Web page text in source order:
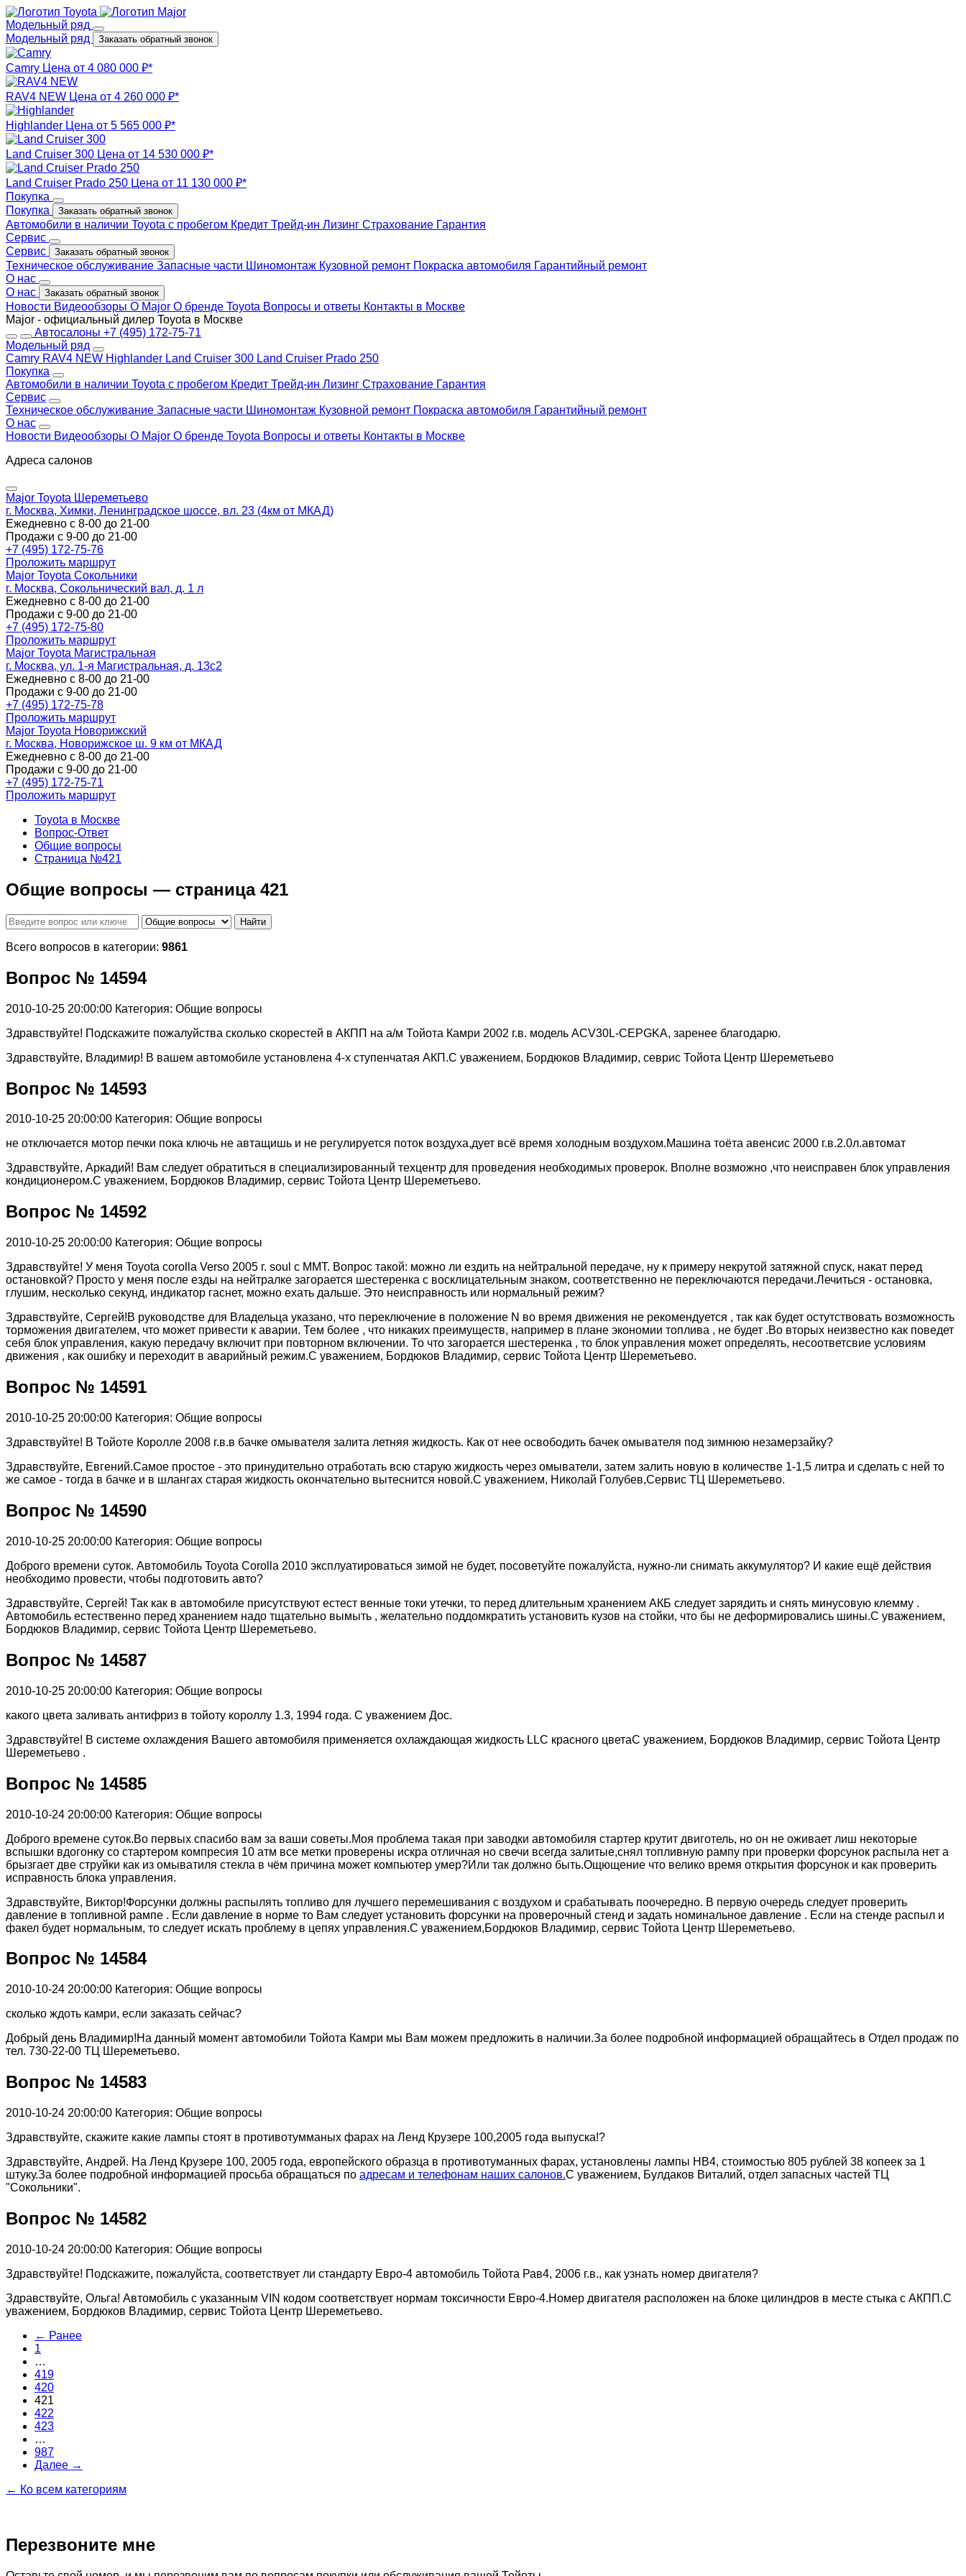
Модельный ряд
Модельный ряд
Заказать обратный звонок
Camry Цена от 4 080 000 ₽*
RAV4 NEW Цена от 4 260 000 ₽*
Highlander Цена от 5 565 000 ₽*
Land Cruiser 300 Цена от 14 530 000 ₽*
Land Cruiser Prado 250 Цена от 11 130 000 ₽*
Покупка
Покупка
Заказать обратный звонок
Автомобили в наличии Toyota с пробегом Кредит Трейд-ин Лизинг Страхование Гарантия
Сервис
Сервис
Заказать обратный звонок
Техническое обслуживание Запасные части Шиномонтаж Кузовной ремонт Покраска автомобиля Гарантийный ремонт
О нас
О нас
Заказать обратный звонок
Новости Видеообзоры О Major О бренде Toyota Вопросы и ответы Контакты в Москве
Major - официальный дилер Toyota в Москве
Автосалоны +7 (495) 172-75-71
Модельный ряд
Camry RAV4 NEW Highlander Land Cruiser 300 Land Cruiser Prado 250
Покупка
Автомобили в наличии Toyota с пробегом Кредит Трейд-ин Лизинг Страхование Гарантия
Сервис
Техническое обслуживание Запасные части Шиномонтаж Кузовной ремонт Покраска автомобиля Гарантийный ремонт
О нас
Новости Видеообзоры О Major О бренде Toyota Вопросы и ответы Контакты в Москве
Адреса салонов
Major Toyota Шереметьево
г. Москва, Химки, Ленинградское шоссе, вл. 23 (4км от МКАД)
Ежедневно с 8-00 до 21-00
Продажи с 9-00 до 21-00
+7 (495) 172-75-76
Проложить маршрут
Major Toyota Сокольники
г. Москва, Сокольнический вал, д. 1 л
Ежедневно с 8-00 до 21-00
Продажи с 9-00 до 21-00
+7 (495) 172-75-80
Проложить маршрут
Major Toyota Магистральная
г. Москва, ул. 1-я Магистральная, д. 13с2
Ежедневно с 8-00 до 21-00
Продажи с 9-00 до 21-00
+7 (495) 172-75-78
Проложить маршрут
Major Toyota Новорижский
г. Москва, Новорижское ш. 9 км от МКАД
Ежедневно с 8-00 до 21-00
Продажи с 9-00 до 21-00
+7 (495) 172-75-71
Проложить маршрут
Toyota в Москве
Вопрос-Ответ
Общие вопросы
Страница №421
Общие вопросы — страница 421
Найти
Всего вопросов в категории: 9861
Вопрос № 14594
2010-10-25 20:00:00 Категория: Общие вопросы
Здравствуйте! Подскажите пожалуйства сколько скорестей в АКПП на а/м Тойота Камри 2002 г.в. модель ACV30L-CEPGKA, заренее благодарю.
Здравствуйте, Владимир! В вашем автомобиле установлена 4-х ступенчатая АКП.С уважением, Бордюков Владимир, севрис Тойота Центр Шереметьево
Вопрос № 14593
2010-10-25 20:00:00 Категория: Общие вопросы
не отключается мотор печки пока ключь не автащишь и не регулируется поток воздуха,дует всё время холодным воздухом.Машина тоёта авенсис 2000 г.в.2.0л.автомат
Здравствуйте, Аркадий! Вам следует обратиться в специализированный техцентр для проведения необходимых проверок. Вполне возможно ,что неисправен блок управления
кондиционером.С уважением, Бордюков Владимир, сервис Тойота Центр Шереметьево.
Вопрос № 14592
2010-10-25 20:00:00 Категория: Общие вопросы
Здравствуйте! У меня Toyota corolla Verso 2005 г. soul c ММT. Вопрос такой: можно ли ездить на нейтральной передаче, ну к примеру некрутой затяжной спуск, накат перед
остановкой? Просто у меня после езды на нейтралке загорается шестеренка с восклицательным знаком, соответственно не переключаются передачи.Лечиться - остановка,
глушим, несколько секунд, индикатор гаснет, можно ехать дальше. Это неисправность или нормальный режим?
Здравствуйте, Сергей!В руководстве для Владельца указано, что переключение в положение N во время движения не рекомендуется , так как будет остутствовать возможность
торможения двигателем, что может привести к аварии. Тем более , что никаких преимуществ, например в плане экономии топлива , не будет .Во вторых неизвестно как поведет
себя блок управления, какую передачу включит при повторном включении. То что загорается шестеренка , то блок управления может определять, несоответсвие условиям
движения , как ошибку и переходит в аварийный режим.С уважением, Бордюков Владимир, сервис Тойота Центр Шереметьево.
Вопрос № 14591
2010-10-25 20:00:00 Категория: Общие вопросы
Здравствуйте! В Тойоте Королле 2008 г.в.в бачке омывателя залита летняя жидкость. Как от нее освободить бачек омывателя под зимнюю незамерзайку?
Здравствуйте, Евгений.Самое простое - это принудительно отработать всю старую жидкость через омыватели, затем залить новую в количестве 1-1,5 литра и сделать с ней то
же самое - тогда в бачке и в шлангах старая жидкость окончательно вытеснится новой.С уважением, Николай Голубев,Сервис ТЦ Шереметьево.
Вопрос № 14590
2010-10-25 20:00:00 Категория: Общие вопросы
Доброго времени суток. Автомобиль Toyota Corolla 2010 эксплуатироваться зимой не будет, посоветуйте пожалуйста, нужно-ли снимать аккумулятор? И какие ещё действия
необходимо провести, чтобы подготовить авто?
Здравствуйте, Сергей! Так как в автомобиле присутствуют естест венные токи утечки, то перед длительным хранением АКБ следует зарядить и снять минусовую клемму .
Автомобиль естественно перед хранением надо тщательно вымыть , желательно поддомкратить установить кузов на стойки, что бы не деформировались шины.С уважением,
Бордюков Владимир, сервис Тойота Центр Шереметьево.
Вопрос № 14587
2010-10-25 20:00:00 Категория: Общие вопросы
какого цвета заливать антифриз в тойоту короллу 1.3, 1994 года. С уважением Дос.
Здравствуйте! В системе охлаждения Вашего автомобиля применяется охлаждающая жидкость LLC красного цветаС уважением, Бордюков Владимир, сервис Тойота Центр
Шереметьево .
Вопрос № 14585
2010-10-24 20:00:00 Категория: Общие вопросы
Доброго времене суток.Во первых спасибо вам за ваши советы.Моя проблема такая при заводки автомобиля стартер крутит двиготель, но он не оживает лиш некоторые
вспышки вдогонку со стартером компресия 10 атм все метки проверены искра отличная но свечи всегда залитые,снял топливную рампу при проверки форсунок распыла нет а
брызгает две струйки как из омыватиля стекла в чём причина может компьютер умер?Или так должно быть.Ощющение что велико время открытия форсунок и как проверить
исправность блока управления.
Здравствуйте, Виктор!Форсунки должны распылять топливо для лучшего перемешивания с воздухом и срабатывать поочередно. В первую очередь следует проверить
давление в топливной рампе . Если давление в норме то Вам следует установить форсунки на проверочный стенд и задать номинальное давление . Если на стенде распыл и
факел будет нормальным, то следует искать проблему в цепях управления.С уважением,Бордюков Владимир, сервис Тойота Центр Шереметьево.
Вопрос № 14584
2010-10-24 20:00:00 Категория: Общие вопросы
сколько ждоть камри, если заказать сейчас?
Добрый день Владимир!На данный момент автомобили Тойота Камри мы Вам можем предложить в наличии.За более подробной информацией обращайтесь в Отдел продаж по
тел. 730-22-00 ТЦ Шереметьево.
Вопрос № 14583
2010-10-24 20:00:00 Категория: Общие вопросы
Здравствуйте, скажите какие лампы стоят в противотумманых фарах на Ленд Крузере 100,2005 года выпуска!?
Здравствуйте, Андрей. На Ленд Крузере 100, 2005 года, европейского образца в противотуманных фарах, установлены лампы НВ4, стоимостью 805 рублей 38 копеек за 1
штуку.За более подробной информацией просьба обращаться по адресам и телефонам наших салонов.С уважением, Булдаков Виталий, отдел запасных частей ТЦ
"Сокольники".
Вопрос № 14582
2010-10-24 20:00:00 Категория: Общие вопросы
Здравствуйте! Подскажите, пожалуйста, соответствует ли стандарту Евро-4 автомобиль Тойота Рав4, 2006 г.в., как узнать номер двигателя?
Здравствуйте, Ольга! Автомобиль с указанным VIN кодом соответствует нормам токсичности Евро-4.Номер двигателя расположен на блоке цилиндров в месте стыка с АКПП.С
уважением, Бордюков Владимир, сервис Тойота Центр Шереметьево.
← Ранее
1
…
419
420
421
422
423
…
987
Далее →
← Ко всем категориям
Перезвоните мне